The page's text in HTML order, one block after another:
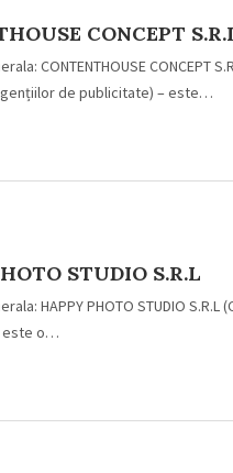
CONCEPT
CONTENTHOUSE CONCEPT
de publicitate) – este…
STUDIO S.R.L
HAPPY PHOTO STUDIO S.R.L
este o…